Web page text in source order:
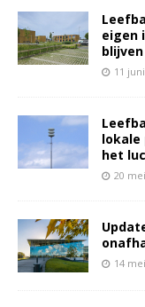
eigen
blijven
11
lokale
het
20
14